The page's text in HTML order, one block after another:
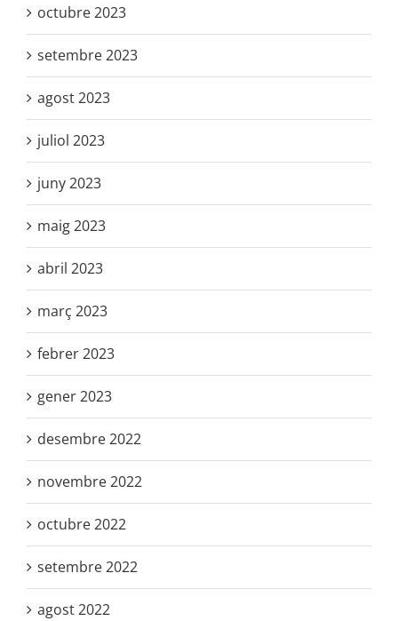
octubre 2023
setembre 2023
agost 2023
juliol 2023
juny 2023
maig 2023
abril 2023
març 2023
febrer 2023
gener 2023
desembre 2022
novembre 2022
octubre 2022
setembre 2022
agost 2022